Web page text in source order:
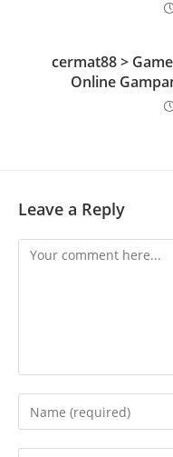
cermat88 >
Online
Leave a Reply